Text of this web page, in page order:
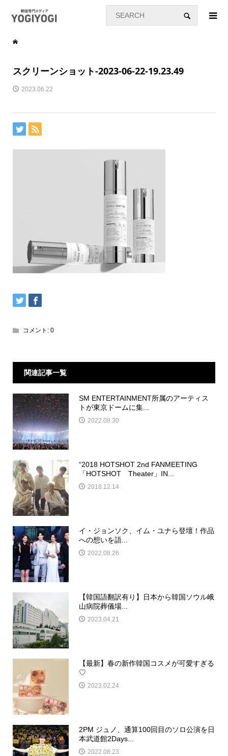
スクリーンショット-2023-06-22-19.23.49
2023.06.22
コメント: 0
関連記事一覧
SM ENTERTAINMENT所属のアーティス
トが東京ドームに集...
2022.08.30
“2018 HOTSHOT 2nd FANMEETING
「HOTSHOT Theater」IN...
2018.12.14
イ・ジョンソク、イム・ユナら登壇！作品
への想いを語...
2022.08.26
【韓国語翻訳有り】日本から韓国ソウル峨
山病院葬儀場...
2023.04.21
【最新】春の新作韓国コスメが可愛すぎる
♡
2023.02.24
2PM ジュノ、通算100回目のソロ公演を日
本武道館2Days...
2022.08.23